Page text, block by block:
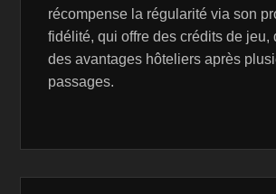
récompense la régularité via son
fidélité, qui offre des crédits de jeu,
des avantages hôteliers après
passages.